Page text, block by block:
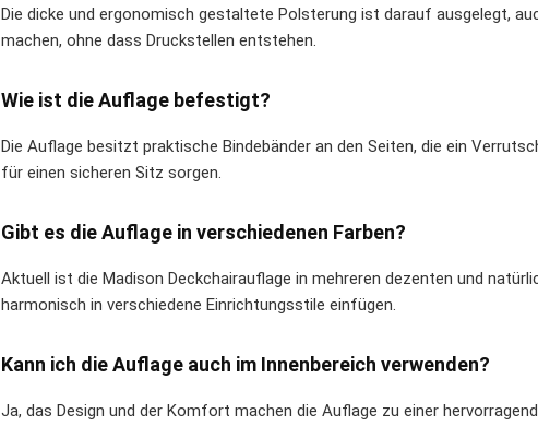
Die dicke und ergonomisch gestaltete Polsterung ist darauf ausgelegt,
machen, ohne dass Druckstellen entstehen.
Wie ist die Auflage befestigt?
Die Auflage besitzt praktische Bindebänder an den Seiten, die ein
für einen sicheren Sitz sorgen.
Gibt es die Auflage in verschiedenen Farben?
Aktuell ist die Madison Deckchairauflage in mehreren dezenten und
harmonisch in verschiedene Einrichtungsstile einfügen.
Kann ich die Auflage auch im Innenbereich verwenden?
Ja, das Design und der Komfort machen die Auflage zu einer